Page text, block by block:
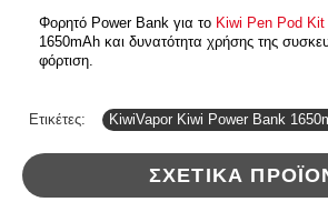
Φορητό Power Bank για το Kiwi Pen Pod Kit
1650mAh και δυνατότητα χρήσης της
φόρτιση.
Ετικέτες: KiwiVapor Kiwi Power Bank
ΣΧΕΤΙΚΆ